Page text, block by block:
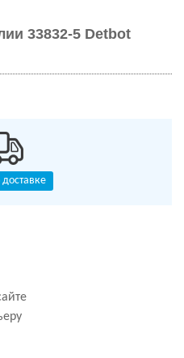
33832-5 Detbot
доставке